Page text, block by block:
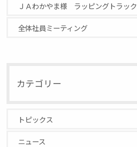
ＪＡわかやま様 ラッピングトラック
全体社員ミーティング
カテゴリー
トピックス
ニュース